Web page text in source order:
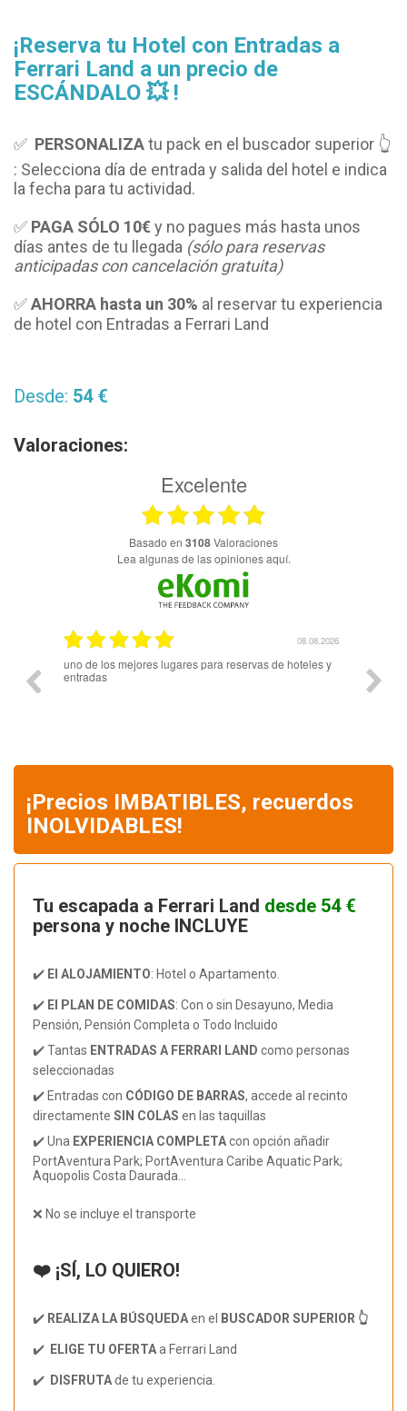
¡Reserva tu Hotel con Entradas a
Ferrari Land a un precio de
ESCÁNDALO 💥 !
✅ PERSONALIZAtu pack en el buscador superior 👆
: Selecciona día de entrada y salida del hotel e indica
la fecha para tu actividad.
✅ PAGA SÓLO 10€ y no pagues más hasta unos
días antes de tu llegada (sólo para reservas
anticipadas con cancelación gratuita)
✅AHORRA hasta un 30% al reservar tu experiencia
de hotel con Entradas a Ferrari Land
Desde: 54 €
Valoraciones:
Excelente
basado en 3108Valoraciones
Lea algunas de las opiniones aquí.
08.08.2026
uno de los mejores lugares para reservas de hoteles y
entradas
¡Precios IMBATIBLES, recuerdos
INOLVIDABLES!
Tu escapada a Ferrari Land desde 54 €
persona y noche INCLUYE
✔️ El ALOJAMIENTO: Hotel o Apartamento.
✔️ El PLAN DE COMIDAS: Con o sin Desayuno, Media
Pensión, Pensión Completa o Todo Incluido
✔️ Tantas ENTRADAS A FERRARI LAND como personas
seleccionadas
✔️ Entradas con CÓDIGO DE BARRAS, accede al recinto
directamente SIN COLAS en las taquillas
✔️ Una EXPERIENCIA COMPLETAcon opción añadir
PortAventura Park; PortAventura Caribe Aquatic Park;
Aquopolis Costa Daurada...
❌ No se incluye el transporte
❤️ ¡SÍ, LO QUIERO!
✔️ REALIZA LA BÚSQUEDAen el BUSCADOR SUPERIOR 👆
✔️ ELIGE TU OFERTAa Ferrari Land
✔️ DISFRUTAde tu experiencia.